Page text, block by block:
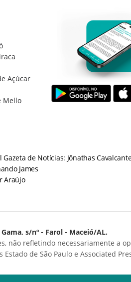
Açúcar
Mello
de Notícias: Jônathas
James
Araújo
s/nº - Farol - Maceió/AL.
não refletindo necessariamente a
de São Paulo e Associated